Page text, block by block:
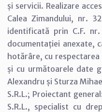
și servicii. Realizare
Calea Zimandului, nr.
identificată prin C.F.
documentației anexate,
hotărâre, cu
și cu următoarele date
Alexandru și Sturza
S.R.L.; Proiectant
S.R.L., specialist cu